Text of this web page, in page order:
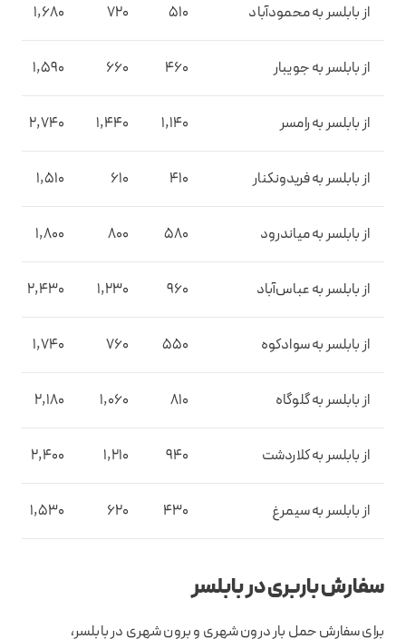
از بابلسر به محمودآباد 510
720
1,680
از بابلسر به جویبار 460
660
1,590
از بابلسر به رامسر 1,140
1,440
2,740
از بابلسر به فریدونکنار 410
610
1,510
از بابلسر به میاندرود 580
800
1,800
از بابلسر به عباس‌آباد 960
1,230
2,430
از بابلسر به سوادکوه 550
760
1,740
از بابلسر به گلوگاه 810
1,060
2,180
از بابلسر به کلاردشت 940
1,210
2,400
از بابلسر به سیمرغ 430
620
1,530
سفارش باربری در بابلسر
برای سفارش حمل بار درون شهری و برون شهری در بابلسر،